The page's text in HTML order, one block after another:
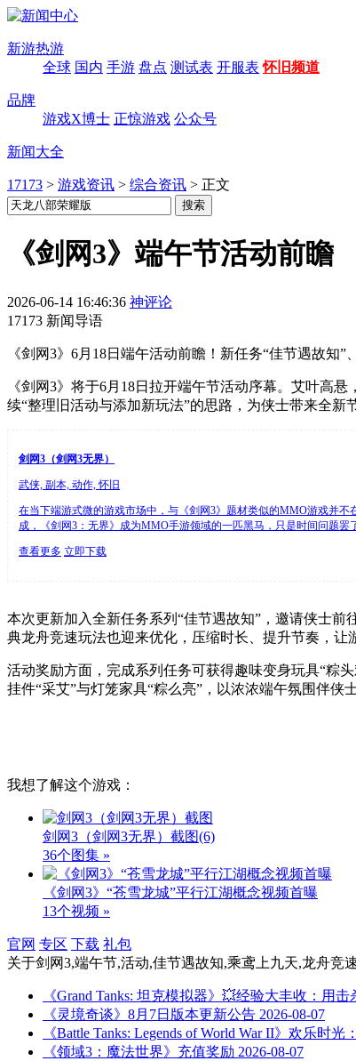
新游热游
全球 国内 手游 盘点 测试表 开服表 怀旧频道
品牌
游戏X博士 正惊游戏 公众号
新闻大全
17173 > 游戏资讯 > 综合资讯 > 正文
《剑网3》端午节活动前瞻
2026-06-14 16:46:36 神评论
17173 新闻导语
《剑网3》6月18日端午活动前瞻！新任务“佳节遇故知
《剑网3》将于6月18日拉开端午节活动序幕。艾叶高
续“整理旧活动与添加新玩法”的思路，为侠士带来全新
剑网3（剑网3无界）
武侠, 副本, 动作, 怀旧
在当下端游式微的游戏市场中，与《剑网3》题材类似的MMO游戏并
成，《剑网3：无界》成为MMO手游领域的一匹黑马，只是时间问题罢
查看更多 立即下载
本次更新加入全新任务系列“佳节遇故知”，邀请侠士
典龙舟竞速玩法也迎来优化，压缩时长、提升节奏，让
活动奖励方面，完成系列任务可获得趣味变身玩具“粽
挂件“采艾”与灯笼家具“粽么亮”，以浓浓端午氛围伴侠
我想了解这个游戏：
剑网3（剑网3无界）截图(6)
36个图集 »
《剑网3》“苍雪龙城”平行江湖概念视频首曝
13个视频 »
官网 专区 下载 礼包
关于剑网3,端午节,活动,佳节遇故知,乘鸢上九天,龙舟竞
《Grand Tanks: 坦克模拟器》💥经验大丰收：用击
《灵境奇谈》8月7日版本更新公告 2026-08-07
《Battle Tanks: Legends of World War II》欢乐时光
《领域3：魔法世界》充值奖励 2026-08-07